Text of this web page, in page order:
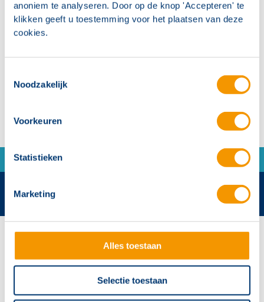
anoniem te analyseren. Door op de knop 'Accepteren' te
klikken geeft u toestemming voor het plaatsen van deze
cookies.
Noodzakelijk
Voorkeuren
Statistieken
Marketing
Alles toestaan
Selectie toestaan
Gratis projecteringswijzer: Brandmeld- &
ontruimingsinstallaties
Hertek Groep hoofdkantoor
Copernicusstraat 8